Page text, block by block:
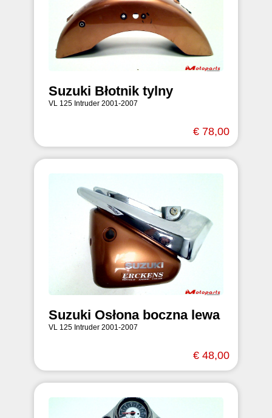
Suzuki Błotnik tylny
VL 125 Intruder 2001-2007
€ 78,00
Suzuki Osłona boczna lewa
VL 125 Intruder 2001-2007
€ 48,00